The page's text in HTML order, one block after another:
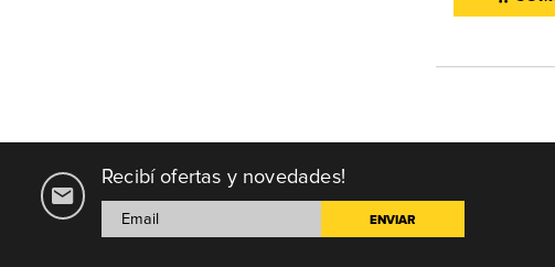
Recibí ofertas y novedades!